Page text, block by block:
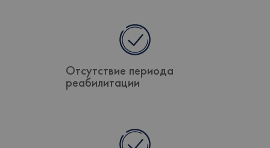
Отсутствие периода
реабилитации